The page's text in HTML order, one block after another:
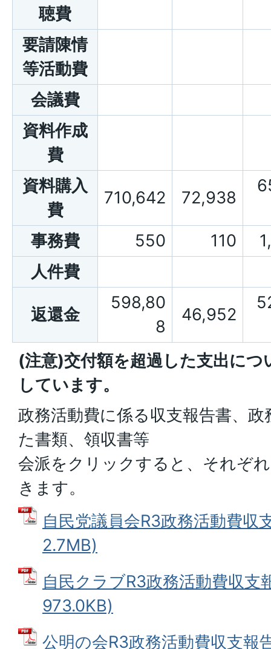
聴費
要請陳情
等活動費
会議費
資料作成
費
資料購入
費
710,642 72,938
事務費 550 110
人件費
返還金
598,80
8
46,952
(注意)交付額を超過した支出につ
しています。
政務活動費に係る収支報告書、
た書類、領収書等
会派をクリックすると、それぞ
きます。
自民党議員会R3政務活動費収
2.7MB)
自民クラブR3政務活動費収支
973.0KB)
公明の会R3政務活動費収支報